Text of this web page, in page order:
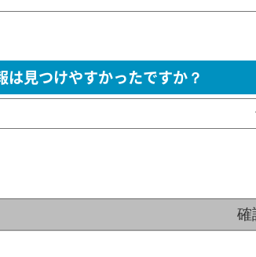
は見つけやすかったですか？